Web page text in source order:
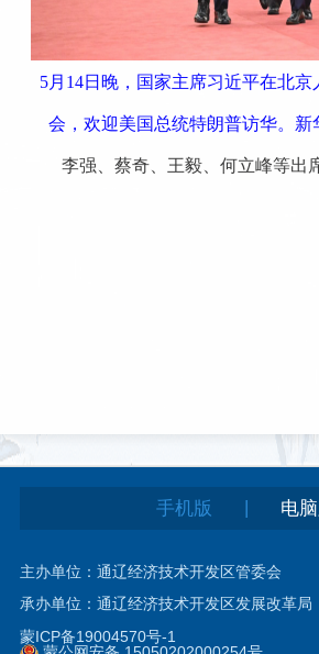
5月14日晚，国家主席习近平在北
会，欢迎美国总统特朗普访华。新
李强、蔡奇、王毅、何立峰等出
手机版 电
主办单位：通辽经济技术开发区管委会
承办单位：通辽经济技术开发区发展改革局
蒙ICP备19004570号-1